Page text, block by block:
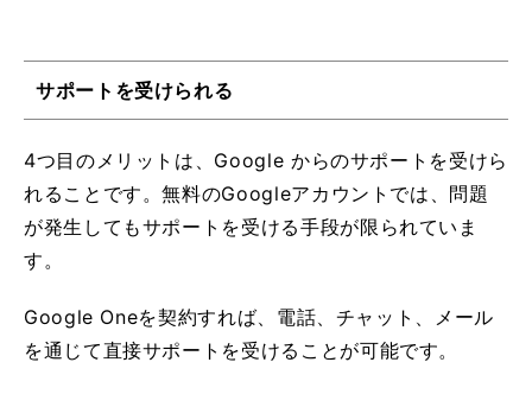
サポートを受けられる
4つ目のメリットは、Google からのサポートを受けら
れることです。無料のGoogleアカウントでは、問題
が発生してもサポートを受ける手段が限られていま
す。
Google Oneを契約すれば、電話、チャット、メール
を通じて直接サポートを受けることが可能です。